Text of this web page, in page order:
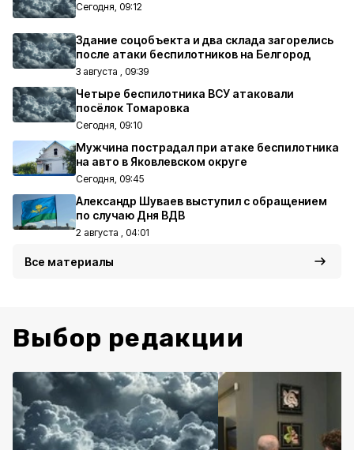
Сегодня, 09:12
Здание соцобъекта и два склада загорелись
после атаки беспилотников на Белгород
3 августа , 09:39
Четыре беспилотника ВСУ атаковали
посёлок Томаровка
Сегодня, 09:10
Мужчина пострадал при атаке беспилотника
на авто в Яковлевском округе
Сегодня, 09:45
Александр Шуваев выступил с обращением
по случаю Дня ВДВ
2 августа , 04:01
Все материалы
Выбор редакции